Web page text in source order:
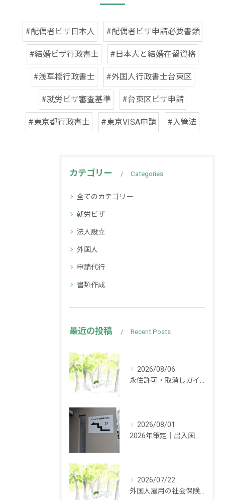
#配偶者ビザ日本人 #配偶者ビザ申請必要書類
#結婚ビザ行政書士 #日本人と結婚在留資格
#浅草橋行政書士 #外国人行政書士台東区
#就労ビザ審査基準 #台東区ビザ申請
#東京都行政書士 #東京VISA申請 #入管法
カテゴリー Categories
全てのカテゴリー
就労ビザ
法人設立
外国人
申請代行
書類作成
最近の投稿 Recent Posts
2026/08/06
2026/08/01
2026/07/22